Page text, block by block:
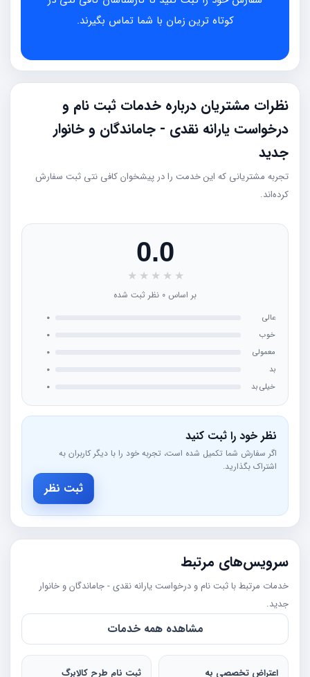
کوتاه ترین زمان با شما تماس بگیرند.
نظرات مشتریان درباره خدمات ثبت نام و
درخواست یارانه نقدی - جاماندگان و خانوار
جدید
تجربه مشتریانی که این خدمت را در پیشخوان کافی نتی ثبت سفارش
کرده‌اند.
0.0
★
★
★
★
★
بر اساس 0 نظر ثبت شده
عالی
0
خوب
0
معمولی
0
بد
0
خیلی بد
0
نظر خود را ثبت کنید
اگر سفارش شما تکمیل شده است، تجربه خود را با دیگر کاربران به
اشتراک بگذارید.
ثبت نظر
سرویس‌های مرتبط
خدمات مرتبط با ثبت نام و درخواست یارانه نقدی - جاماندگان و خانوار
جدید.
مشاهده همه خدمات
اعتراض تخصصی به ثبت نام طرح کالابرگ